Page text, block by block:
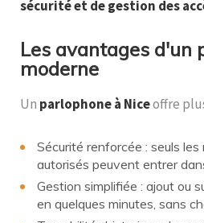
sécurité et de gestion des
Les avantages d'un
moderne
Un parlophone à Niceoffre
Sécurité renforcée : seuls
autorisés peuvent entrer
Gestion simplifiée : ajout ou
en quelques minutes, sans